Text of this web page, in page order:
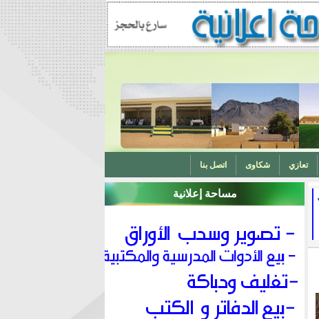
تعازي شكاوى اتصل بنا
مساحة إعلانية